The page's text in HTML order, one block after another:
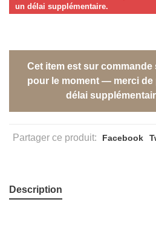
un délai supplémentaire.
Cet item est sur commande
pour le moment — merci de
délai
Partager ce produit: Facebook
Description